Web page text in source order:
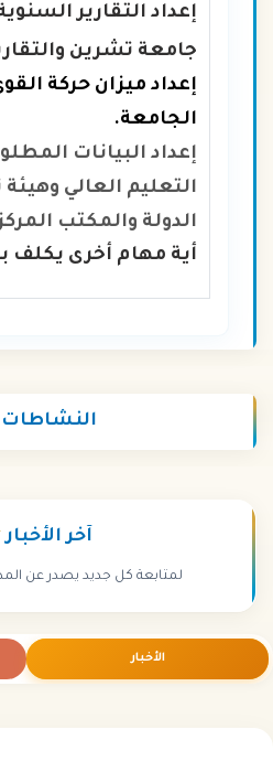
إعداد التقارير
جامعة تشرين
إعداد ميزان حركة
الجامعة.
إعداد البيانات
التعليم العالي
الدولة والمكتب
أية مهام أخرى يكلف
آخر الأخبار
لمتابعة كل جديد يصدر عن
الأخبار